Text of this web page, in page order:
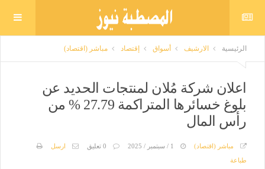
الرئيسية الارشيف أسواق إقتصاد مباشر (اقتصاد)
اعلان شركة مُلان لمنتجات الحديد عن
بلوغ خسائرها المتراكمة 27.79 % من
رأس المال
مباشر (اقتصاد) 0 تعليق
ارسل
طباعة